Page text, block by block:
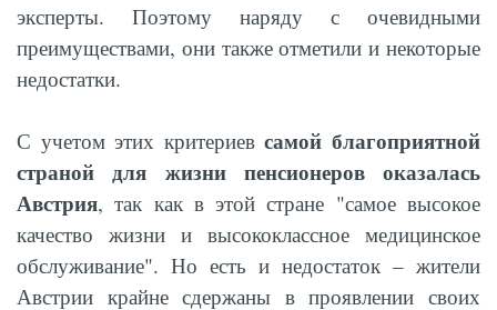
эксперты. Поэтому наряду с очевидными
преимуществами, они также отметили и некоторые
недостатки.
С учетом этих критериевсамой благоприятной
страной для жизни пенсионеров оказалась
Австрия, так как в этой стране "самое высокое
качество жизни и высококлассное медицинское
обслуживание". Но есть и недостаток – жители
Австрии крайне сдержаны в проявлении своих